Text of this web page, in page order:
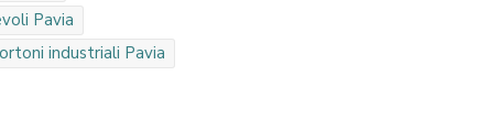
Pavia
industriali Pavia